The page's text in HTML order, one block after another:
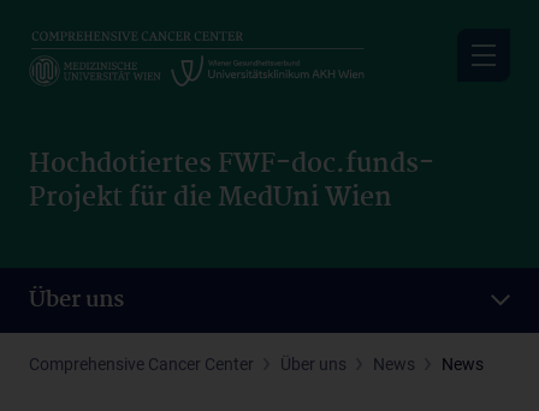
main
Hochdotiertes FWF-doc.funds-
Projekt für die MedUni Wien
Über uns
Comprehensive Cancer Center Über uns News News